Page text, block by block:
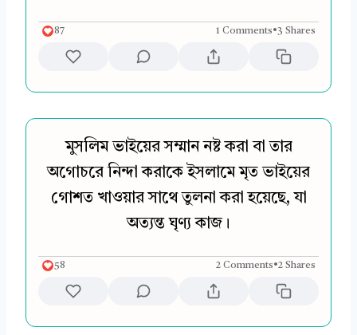
87 1 Comments•3 Shares
মুসলিম ভাইয়ের সম্মান নষ্ট করা বা তার
অগোচরে নিন্দা করাকে ইসলামে মৃত ভাইয়ের
গোশত খাওয়ার সাথে তুলনা করা হয়েছে, যা
অত্যন্ত ঘৃণ্য কাজ।
58 2 Comments•2 Shares